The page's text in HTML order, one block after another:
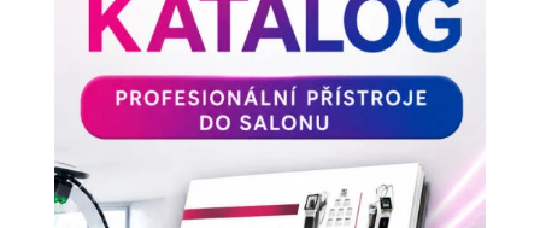
990 Kč. 990 Kč.